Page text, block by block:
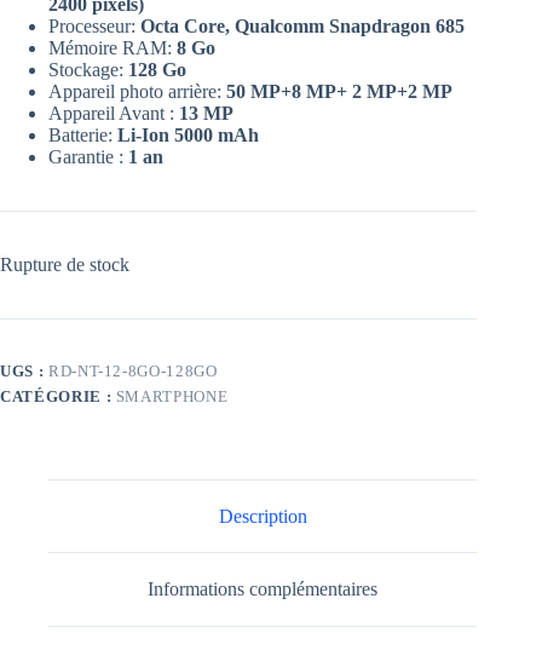
Processeur: Octa Core, Qualcomm Snapdragon 685
Mémoire RAM: 8 Go
Stockage: 128 Go
Appareil photo arrière: 50 MP+8 MP+ 2 MP+2 MP
Appareil Avant : 13 MP
Batterie: Li-Ion 5000 mAh
Garantie : 1 an
Rupture de stock
UGS : RD-NT-12-8GO-128GO
CATÉGORIE : SMARTPHONE
Description
Informations complémentaires